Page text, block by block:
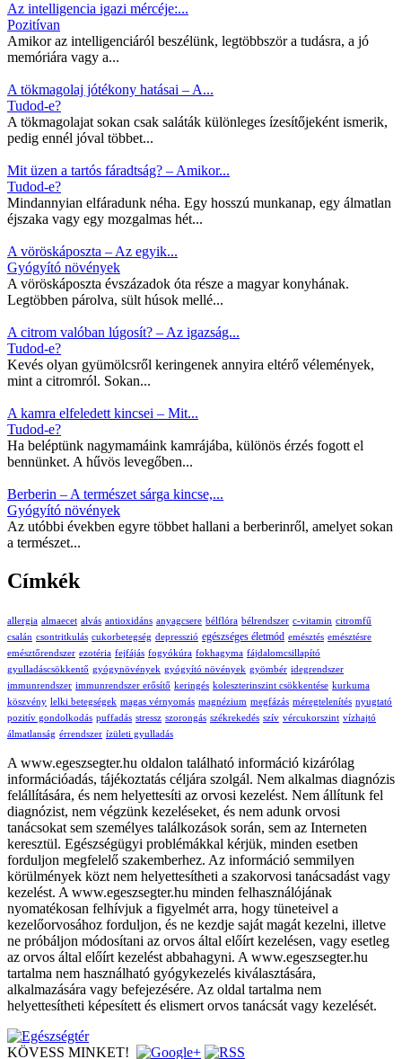
Az intelligencia igazi mércéje:...
Pozitívan
Amikor az intelligenciáról beszélünk, legtöbbször a tudásra, a jó
memóriára vagy a...
A tökmagolaj jótékony hatásai – A...
Tudod-e?
A tökmagolajat sokan csak saláták különleges ízesítőjeként ismerik,
pedig ennél jóval többet...
Mit üzen a tartós fáradtság? – Amikor...
Tudod-e?
Mindannyian elfáradunk néha. Egy hosszú munkanap, egy álmatlan
éjszaka vagy egy mozgalmas hét...
A vöröskáposzta – Az egyik...
Gyógyító növények
A vöröskáposzta évszázadok óta része a magyar konyhának.
Legtöbben párolva, sült húsok mellé...
A citrom valóban lúgosít? – Az igazság...
Tudod-e?
Kevés olyan gyümölcsről keringenek annyira eltérő vélemények,
mint a citromról. Sokan...
A kamra elfeledett kincsei – Mit...
Tudod-e?
Ha beléptünk nagymamáink kamrájába, különös érzés fogott el
bennünket. A hűvös levegőben...
Berberin – A természet sárga kincse,...
Gyógyító növények
Az utóbbi években egyre többet hallani a berberinről, amelyet sokan
a természet...
Címkék
allergia almaecet alvás antioxidáns anyagcsere bélflóra bélrendszer c-vitamin citromfű
csalán csontritkulás cukorbetegség depresszió egészséges életmód emésztés emésztésre
emésztőrendszer ezotéria fejfájás fogyókúra fokhagyma fájdalomcsillapító
gyulladáscsökkentő gyógynövények gyógyító növények gyömbér idegrendszer
immunrendszer immunrendszer erősítő keringés koleszterinszint csökkentése kurkuma
köszvény lelki betegségek magas vérnyomás magnézium megfázás méregtelenítés nyugtató
pozitív gondolkodás puffadás stressz szorongás székrekedés szív vércukorszint vízhajtó
álmatlanság érrendszer ízületi gyulladás
A www.egeszsegter.hu oldalon található információ kizárólag
információadás, tájékoztatás céljára szolgál. Nem alkalmas diagnózis
felállítására, és nem helyettesíti az orvosi kezelést. Nem állítunk fel
diagnózist, nem végzünk kezeléseket, és nem adunk orvosi
tanácsokat sem személyes találkozások során, sem az Interneten
keresztül. Egészségügyi problémákkal kérjük, minden esetben
forduljon megfelelő szakemberhez. Az információ semmilyen
körülmények közt nem helyettesítheti a szakorvosi tanácsadást vagy
kezelést. A www.egeszsegter.hu minden felhasználójának
nyomatékosan felhívjuk a figyelmét arra, hogy tüneteivel a
kezelőorvosához forduljon, és ne kezdje saját magát kezelni, illetve
ne próbáljon módosítani az orvos által előírt kezelésen, vagy esetleg
az orvos által előírt kezelést abbahagyni. A www.egeszsegter.hu
tartalma nem használható gyógykezelés kiválasztására,
alkalmazására vagy befejezésére. Az oldal tartalma nem
helyettesítheti képesített és elismert orvos tanácsát vagy kezelését.
KÖVESS MINKET!